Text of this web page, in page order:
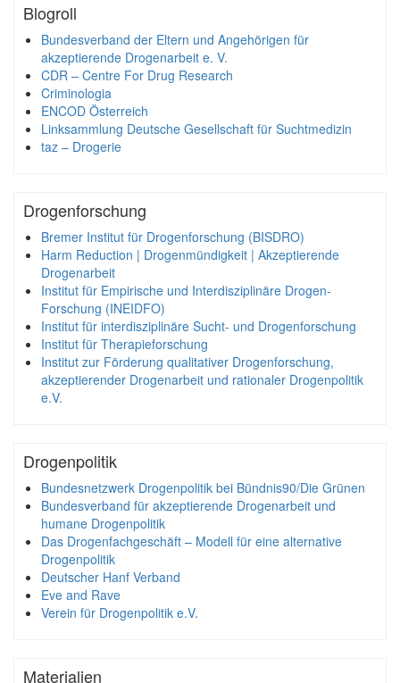
Blogroll
Bundesverband der Eltern und Angehörigen für
akzeptierende Drogenarbeit e. V.
CDR – Centre For Drug Research
Criminologia
ENCOD Österreich
Linksammlung Deutsche Gesellschaft für Suchtmedizin
taz – Drogerie
Drogenforschung
Bremer Institut für Drogenforschung (BISDRO)
Harm Reduction | Drogenmündigkeit | Akzeptierende
Drogenarbeit
Institut für Empirische und Interdisziplinäre Drogen-
Forschung (INEIDFO)
Institut für interdisziplinäre Sucht- und Drogenforschung
Institut für Therapieforschung
Institut zur Förderung qualitativer Drogenforschung,
akzeptierender Drogenarbeit und rationaler Drogenpolitik
e.V.
Drogenpolitik
Bundesnetzwerk Drogenpolitik bei Bündnis90/Die Grünen
Bundesverband für akzeptierende Drogenarbeit und
humane Drogenpolitik
Das Drogenfachgeschäft – Modell für eine alternative
Drogenpolitik
Deutscher Hanf Verband
Eve and Rave
Verein für Drogenpolitik e.V.
Materialien